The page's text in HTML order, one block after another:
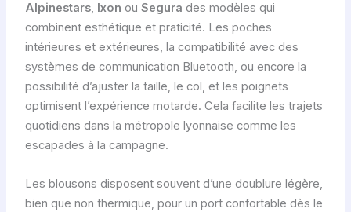
Alpinestars, Ixon ou Segura des modèles qui
combinent esthétique et praticité. Les poches
intérieures et extérieures, la compatibilité avec des
systèmes de communication Bluetooth, ou encore la
possibilité d’ajuster la taille, le col, et les poignets
optimisent l’expérience motarde. Cela facilite les trajets
quotidiens dans la métropole lyonnaise comme les
escapades à la campagne.
Les blousons disposent souvent d’une doublure légère,
bien que non thermique, pour un port confortable dès le